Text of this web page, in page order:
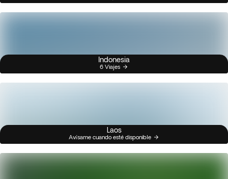
Indonesia
6 Viajes
Laos
Avísame cuando esté disponible